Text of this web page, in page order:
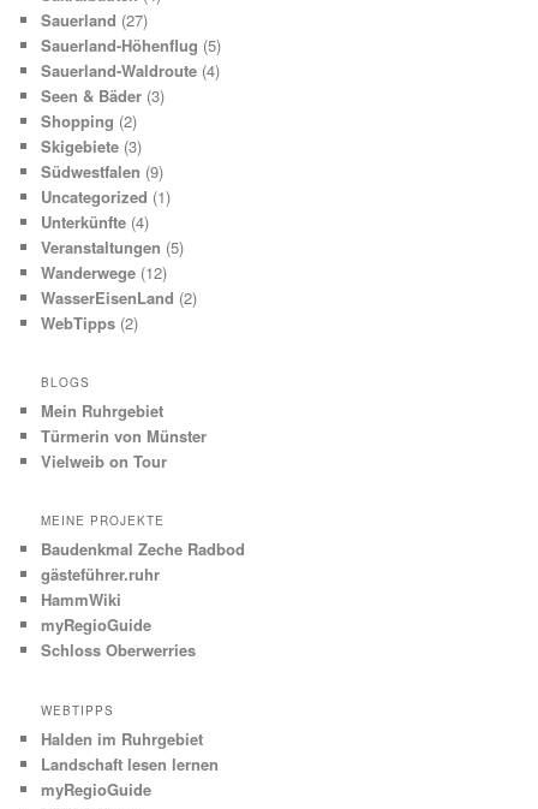
Sauerland (27)
Sauerland-Höhenflug (5)
Sauerland-Waldroute (4)
Seen & Bäder (3)
Shopping (2)
Skigebiete (3)
Südwestfalen (9)
Uncategorized (1)
Unterkünfte (4)
Veranstaltungen (5)
Wanderwege (12)
WasserEisenLand (2)
WebTipps (2)
BLOGS
Mein Ruhrgebiet
Türmerin von Münster
Vielweib on Tour
MEINE PROJEKTE
Baudenkmal Zeche Radbod
gästeführer.ruhr
HammWiki
myRegioGuide
Schloss Oberwerries
WEBTIPPS
Halden im Ruhrgebiet
Landschaft lesen lernen
myRegioGuide